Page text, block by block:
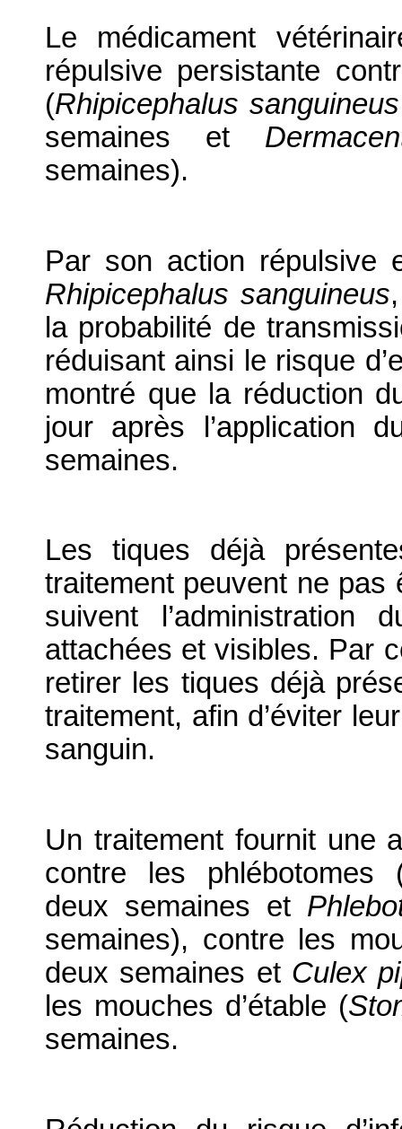
Le médicament
répulsive persistante
(Rhipicephalus sanguineus
semaines et
semaines).
Par son action répulsive
Rhipicephalus sanguineus
la probabilité de
réduisant ainsi le risque
montré que la réduction
jour après l’application
semaines.
Les tiques déjà
traitement peuvent ne pas
suivent l’administration
attachées et visibles. Par
retirer les tiques déjà
traitement, afin d’éviter
sanguin.
Un traitement fournit une
contre les phlébotomes
deux semaines et
semaines), contre les
deux semaines et Culex
les mouches d’étable (
semaines.